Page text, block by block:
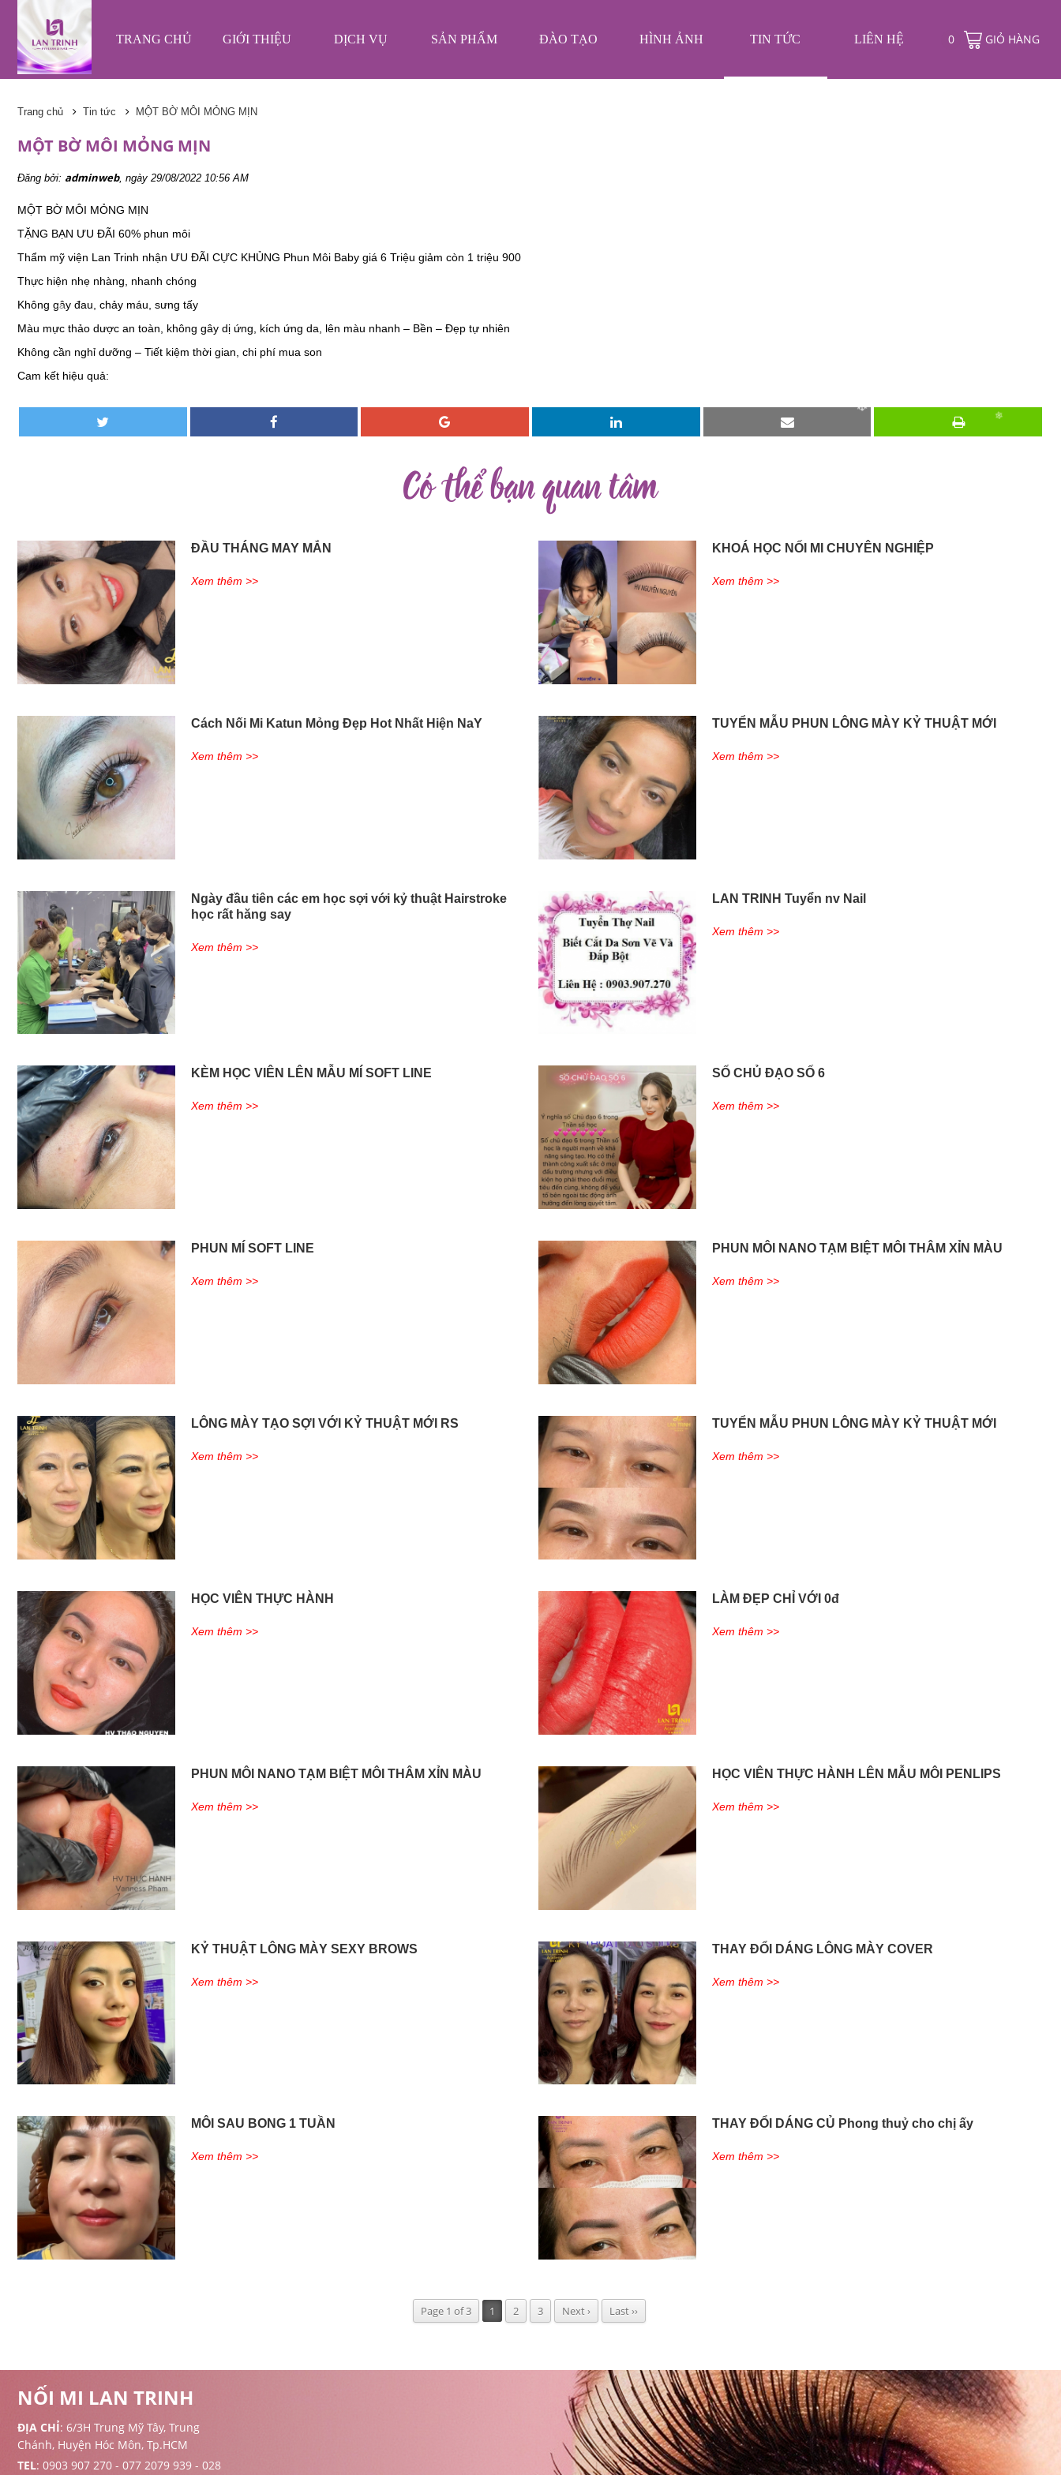
TRANG CHỦ GIỚI THIỆU DỊCH VỤ SẢN PHẨM ĐÀO TẠO HÌNH ẢNH TIN TỨC LIÊN HỆ 0 GIỎ HÀNG
Trang chủ Tin tức MỘT BỜ MÔI MỎNG MỊN
MỘT BỜ MÔI MỎNG MỊN
Đăng bởi: adminweb, ngày 29/08/2022 10:56 AM
MỘT BỜ MÔI MỎNG MỊN
TẶNG BẠN ƯU ĐÃI 60% phun môi
Thẩm mỹ viện Lan Trinh nhận ƯU ĐÃI CỰC KHỦNG Phun Môi Baby giá 6 Triệu giảm còn 1 triệu 900
Thực hiện nhẹ nhàng, nhanh chóng
Không gây đau, chảy máu, sưng tấy
Màu mực thảo dược an toàn, không gây dị ứng, kích ứng da, lên màu nhanh – Bền – Đẹp tự nhiên
Không cần nghỉ dưỡng – Tiết kiệm thời gian, chi phí mua son
Cam kết hiệu quả:
Có thể bạn quan tâm
ĐẦU THÁNG MAY MẮN
Xem thêm >>
KHOÁ HỌC NỐI MI CHUYÊN NGHIỆP
Xem thêm >>
Cách Nối Mi Katun Mỏng Đẹp Hot Nhất Hiện NaY
Xem thêm >>
TUYỂN MẪU PHUN LÔNG MÀY KỶ THUẬT MỚI
Xem thêm >>
Ngày đầu tiên các em học sợi với kỷ thuật Hairstroke
học rất hăng say
Xem thêm >>
LAN TRINH Tuyển nv Nail
Xem thêm >>
KÈM HỌC VIÊN LÊN MẪU MÍ SOFT LINE
Xem thêm >>
SỐ CHỦ ĐẠO SỐ 6
Xem thêm >>
PHUN MÍ SOFT LINE
Xem thêm >>
PHUN MÔI NANO TẠM BIỆT MÔI THÂM XỈN MÀU
Xem thêm >>
LÔNG MÀY TẠO SỢI VỚI KỶ THUẬT MỚI RS
Xem thêm >>
TUYỂN MẪU PHUN LÔNG MÀY KỶ THUẬT MỚI
Xem thêm >>
HỌC VIÊN THỰC HÀNH
Xem thêm >>
LÀM ĐẸP CHỈ VỚI 0đ
Xem thêm >>
PHUN MÔI NANO TẠM BIỆT MÔI THÂM XỈN MÀU
Xem thêm >>
HỌC VIÊN THỰC HÀNH LÊN MẪU MÔI PENLIPS
Xem thêm >>
KỶ THUẬT LÔNG MÀY SEXY BROWS
Xem thêm >>
THAY ĐỔI DÁNG LÔNG MÀY COVER
Xem thêm >>
MÔI SAU BONG 1 TUẦN
Xem thêm >>
THAY ĐỔI DÁNG CỦ Phong thuỷ cho chị ấy
Xem thêm >>
Page 1 of 3 1 2 3 Next › Last ››
NỐI MI LAN TRINH
ĐỊA CHỈ: 6/3H Trung Mỹ Tây, Trung
Chánh, Huyện Hóc Môn, Tp.HCM
TEL: 0903 907 270 - 077 2079 939 - 028
❄
❄
❄ ❄
❄
❄
❄
❄
❄